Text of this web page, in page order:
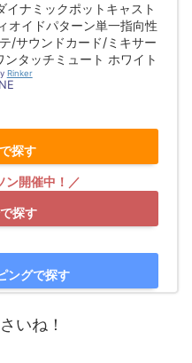
ナミックポットキャスト
オイドパターン単一指向性
/サウンドカード/ミキサー
タッチミュート ホワイト
Rinker
探す
探す
ングで探す
いね！